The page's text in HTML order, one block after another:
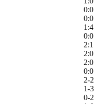
0:0
0:0
1:4
0:0
2:1
2:0
2:0
0:0
2-2
1-3
0-2